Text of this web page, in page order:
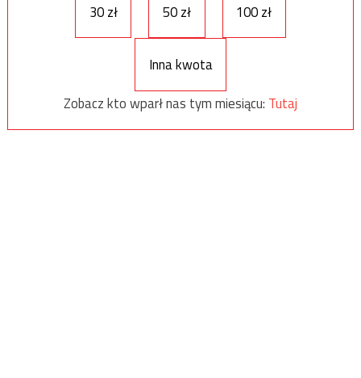
30 zł 50 zł 100 zł
Inna kwota
Zobacz kto wparł nas tym miesiącu: Tutaj